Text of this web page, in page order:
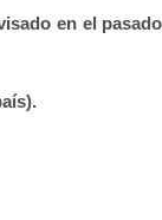
en el